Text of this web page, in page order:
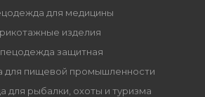
для медицины
изделия
защитная
для пищевой промышленности
для рыбалки, охоты и туризма